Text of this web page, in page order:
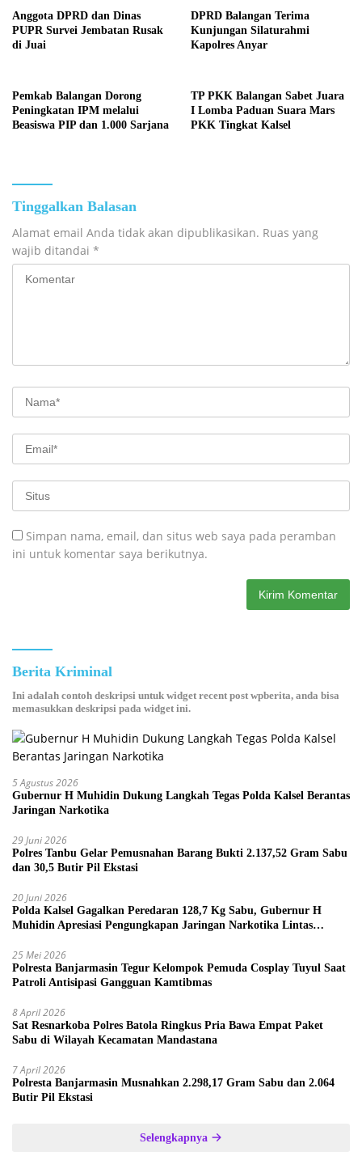
Anggota DPRD dan Dinas
PUPR Survei Jembatan Rusak
di Juai
DPRD Balangan Terima
Kunjungan Silaturahmi
Kapolres Anyar
Pemkab Balangan Dorong
Peningkatan IPM melalui
Beasiswa PIP dan 1.000 Sarjana
TP PKK Balangan Sabet Juara
I Lomba Paduan Suara Mars
PKK Tingkat Kalsel
Tinggalkan Balasan
Alamat email Anda tidak akan dipublikasikan. Ruas yang
wajib ditandai *
Simpan nama, email, dan situs web saya pada peramban
ini untuk komentar saya berikutnya.
Berita Kriminal
Ini adalah contoh deskripsi untuk widget recent post wpberita, anda bisa
memasukkan deskripsi pada widget ini.
5 Agustus 2026
Gubernur H Muhidin Dukung Langkah Tegas Polda Kalsel Berantas
Jaringan Narkotika
29 Juni 2026
Polres Tanbu Gelar Pemusnahan Barang Bukti 2.137,52 Gram Sabu
dan 30,5 Butir Pil Ekstasi
20 Juni 2026
Polda Kalsel Gagalkan Peredaran 128,7 Kg Sabu, Gubernur H
Muhidin Apresiasi Pengungkapan Jaringan Narkotika Lintas
25 Mei 2026
Polresta Banjarmasin Tegur Kelompok Pemuda Cosplay Tuyul Saat
Patroli Antisipasi Gangguan Kamtibmas
8 April 2026
Sat Resnarkoba Polres Batola Ringkus Pria Bawa Empat Paket
Sabu di Wilayah Kecamatan Mandastana
7 April 2026
Polresta Banjarmasin Musnahkan 2.298,17 Gram Sabu dan 2.064
Butir Pil Ekstasi
Selengkapnya